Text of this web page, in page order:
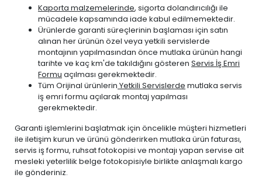
Kaporta malzemelerinde, sigorta dolandırıcılığı ile
mücadele kapsamında iade kabul edilmemektedir.
Ürünlerde garanti süreçlerinin başlaması için satın
alınan her ürünün özel veya yetkili servislerde
montajının yapılmasından önce mutlaka ürünün hangi
tarihte ve kaç km'de takıldığını gösteren Servis İş Emri
Formu açılması gerekmektedir.
Tüm Orijinal ürünlerin Yetkili Servislerde mutlaka servis
iş emri formu açılarak montaj yapılması
gerekmektedir.
Garanti işlemlerini başlatmak için öncelikle müşteri hizmetleri
ile iletişim kurun ve ürünü gönderirken mutlaka ürün faturası,
servis iş formu, ruhsat fotokopisi ve montajı yapan servise ait
mesleki yeterlilik belge fotokopisiyle birlikte anlaşmalı kargo
ile gönderiniz.